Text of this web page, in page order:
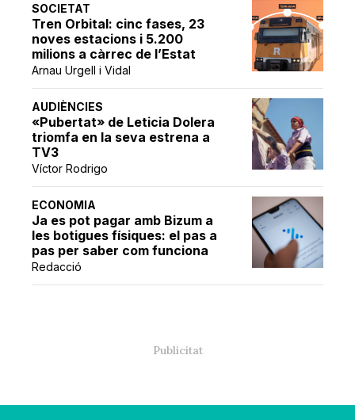
SOCIETAT
Tren Orbital: cinc fases, 23
noves estacions i 5.200
milions a càrrec de l’Estat
Arnau Urgell i Vidal
AUDIÈNCIES
«Pubertat» de Leticia Dolera
triomfa en la seva estrena a
TV3
Víctor Rodrigo
ECONOMIA
Ja es pot pagar amb Bizum a
les botigues físiques: el pas a
pas per saber com funciona
Redacció